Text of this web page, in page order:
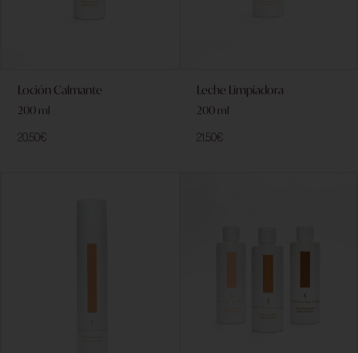
Loción Calmante
200 ml
20,50€
Leche Limpiadora
200 ml
21,50€